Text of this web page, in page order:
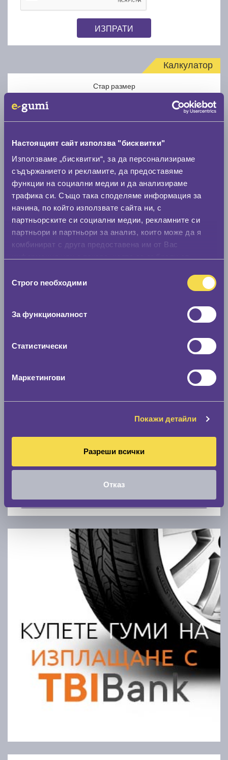
Настоящият сайт използва "бисквитки"
Използваме „бисквитки“, за да персонализираме
съдържанието и рекламите, да предоставяме
функции на социални медии и да анализираме
трафика си. Също така споделяме информация за
начина, по който използвате сайта ни, с
партньорските си социални медии, рекламните си
партньори и партньори за анализ, които може да я
комбинират с друга предоставена им от Вас
наСтрого nеобходими
За функционалност
Статистически
Маркетингови
Покажи детайли
Разреши всички
Отказ
ИЗПРАТИ
Калкулатор
Стар размер
Нов размер
Стар размер
Скоростомер при 100
Покажи гуми